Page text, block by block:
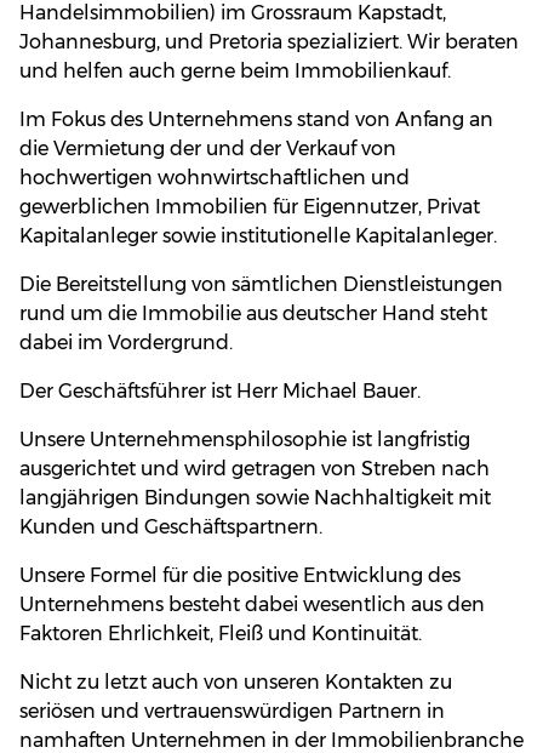
Handelsimmobilien) im Grossraum Kapstadt,
Johannesburg, und Pretoria spezializiert. Wir beraten
und helfen auch gerne beim Immobilienkauf.
Im Fokus des Unternehmens stand von Anfang an
die Vermietung der und der Verkauf von
hochwertigen wohnwirtschaftlichen und
gewerblichen Immobilien für Eigennutzer, Privat
Kapitalanleger sowie institutionelle Kapitalanleger.
Die Bereitstellung von sämtlichen Dienstleistungen
rund um die Immobilie aus deutscher Hand steht
dabei im Vordergrund.
Der Geschäftsführer ist Herr Michael Bauer.
Unsere Unternehmensphilosophie ist langfristig
ausgerichtet und wird getragen von Streben nach
langjährigen Bindungen sowie Nachhaltigkeit mit
Kunden und Geschäftspartnern.
Unsere Formel für die positive Entwicklung des
Unternehmens besteht dabei wesentlich aus den
Faktoren Ehrlichkeit, Fleiß und Kontinuität.
Nicht zu letzt auch von unseren Kontakten zu
seriösen und vertrauenswürdigen Partnern in
namhaften Unternehmen in der Immobilienbranche